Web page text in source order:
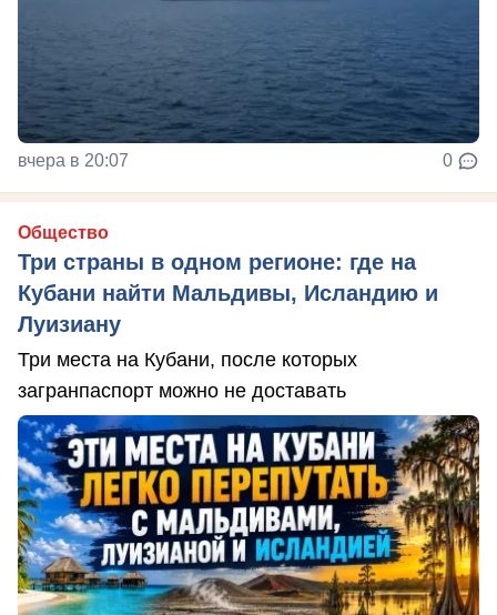
вчера в 20:07 0
Общество
Три страны в одном регионе: где на
Кубани найти Мальдивы, Исландию и
Луизиану
Три места на Кубани, после которых
загранпаспорт можно не доставать